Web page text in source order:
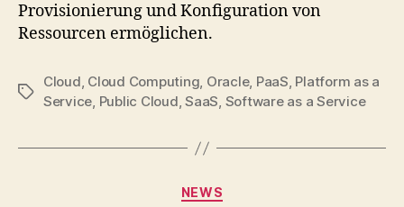
Provisionierung und Konfiguration von
Ressourcen ermöglichen.
Tags
Cloud, Cloud Computing, Oracle, PaaS, Platform as a
Service, Public Cloud,SaaS, Software as a Service
Categories
NEWS